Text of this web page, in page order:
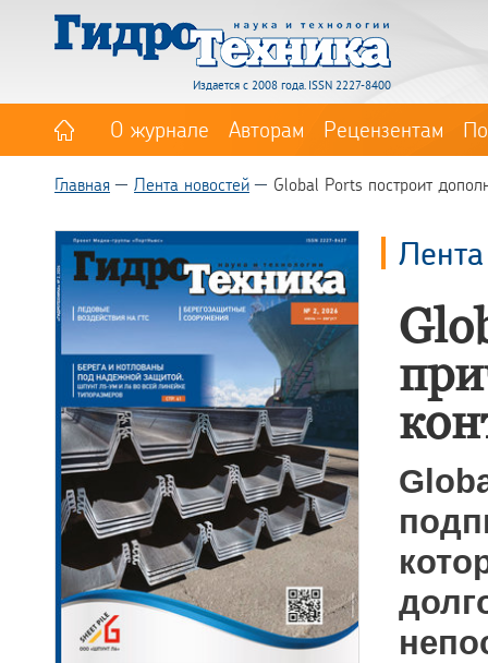
Издается с 2008 года. ISSN 2227-8400
О журнале Авторам Рецензентам
Главная Лента новостей Global Ports построит